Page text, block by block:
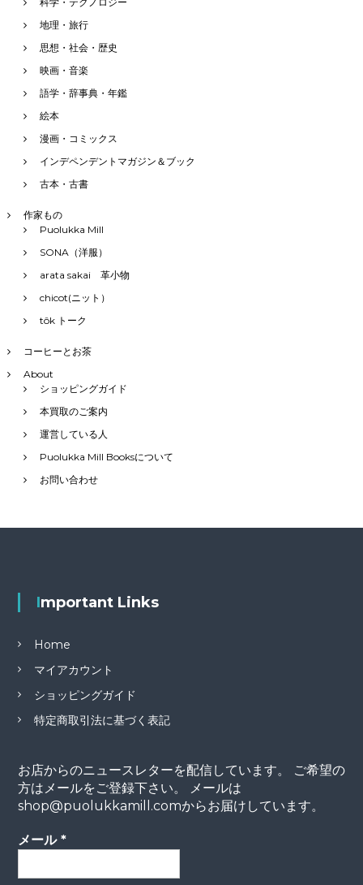
地理・旅行
思想・社会・歴史
映画・音楽
語学・辞事典・年鑑
絵本
漫画・コミックス
インデペンデントマガジン＆ブック
古本・古書
作家もの
Puolukka Mill
SONA（洋服）
arata sakai 革小物
chicot(ニット）
tôk トーク
コーヒーとお茶
About
ショッピングガイド
本買取のご案内
運営している人
Puolukka Mill Booksについて
お問い合わせ
Important Links
Home
マイアカウント
ショッピングガイド
特定商取引法に基づく表記
お店からのニュースレターを配信しています。 ご希望の
方はメールをご登録下さい。 メールは
shop@puolukkamill.comからお届けしています。
メール *